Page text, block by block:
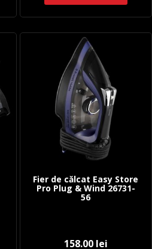
Fier de călcat Easy Store
Pro Plug & Wind 26731-
56
158.00 lei